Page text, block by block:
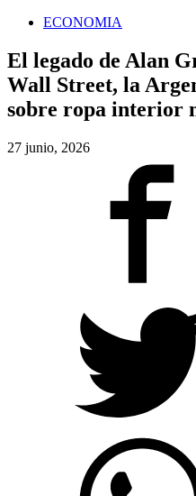
ECONOMIA
El legado de Alan
Wall Street, la
sobre ropa interior
27 junio, 2026